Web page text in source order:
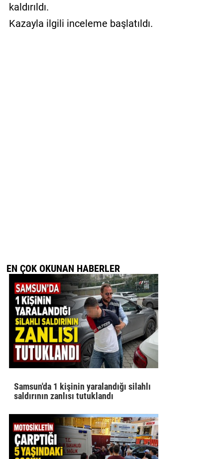
kaldırıldı.
Kazayla ilgili inceleme başlatıldı.
EN ÇOK OKUNAN HABERLER
Samsun'da 1 kişinin yaralandığı silahlı
saldırının zanlısı tutuklandı